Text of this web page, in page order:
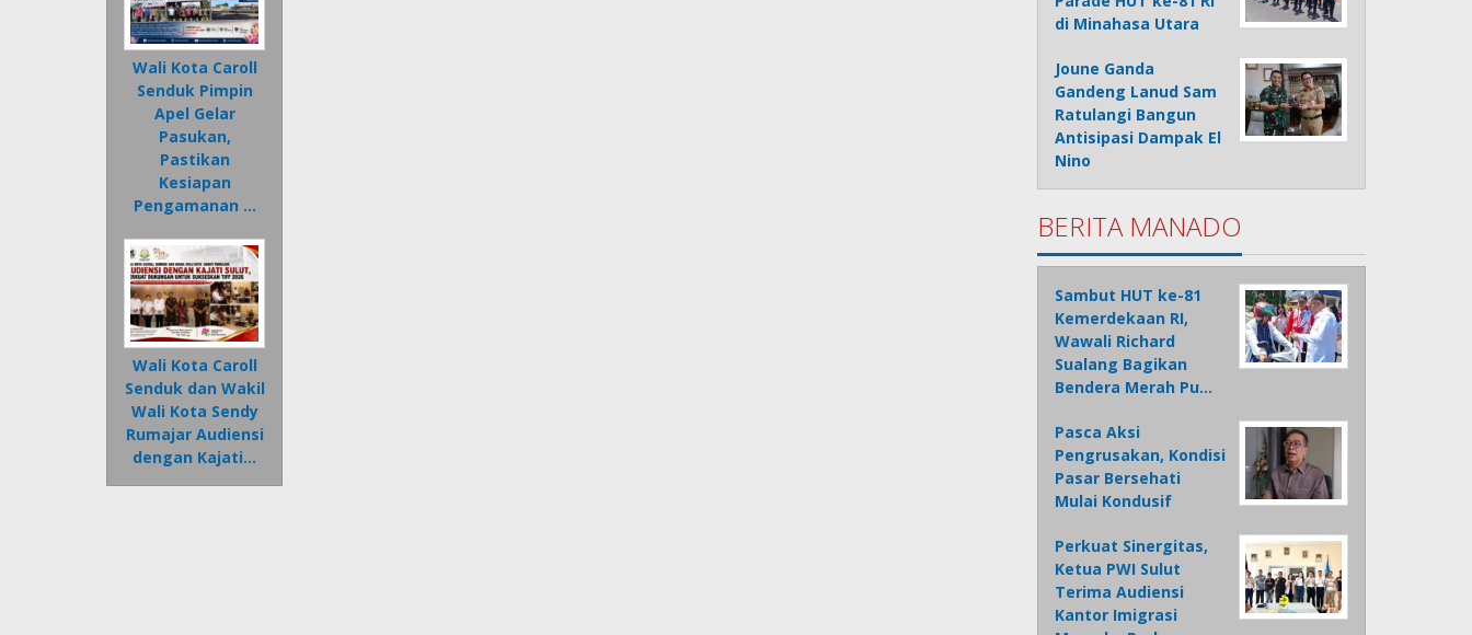
Wali Kota Caroll
Senduk Pimpin
Apel Gelar
Pasukan,
Pastikan
Kesiapan
Pengamanan …
Wali Kota Caroll
Senduk dan Wakil
Wali Kota Sendy
Rumajar Audiensi
dengan Kajati…
di Minahasa Utara
Joune Ganda
Gandeng Lanud Sam
Ratulangi Bangun
Antisipasi Dampak El
Nino
BERITA MANADO
Sambut HUT ke-81
Kemerdekaan RI,
Wawali Richard
Sualang Bagikan
Bendera Merah Pu…
Pasca Aksi
Pengrusakan, Kondisi
Pasar Bersehati
Mulai Kondusif
Perkuat Sinergitas,
Ketua PWI Sulut
Terima Audiensi
Kantor Imigrasi